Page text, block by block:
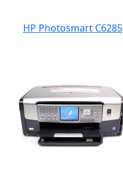
HP Photosmart C6285